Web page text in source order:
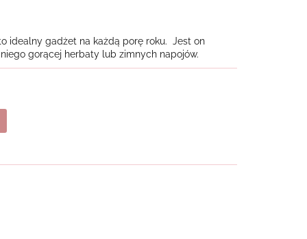
idealny gadżet na każdą porę roku. Jest on
gorącej herbaty lub zimnych napojów.